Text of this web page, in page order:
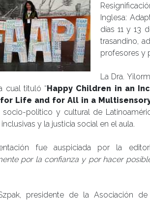
Inglesa:
días 11 y 13
trasandino,
profesores y
La Dra.
cual tituló “Happy Children in an
Life and for All in a
socio-politico y cultural de
y la justicia social en el aula.
fue auspiciada por la
por la confianza y por hacer
presidente de la Asociación